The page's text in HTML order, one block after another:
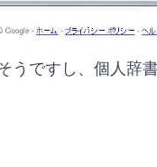
うですし、個人辞